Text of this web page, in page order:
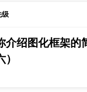
级
介绍图化框架